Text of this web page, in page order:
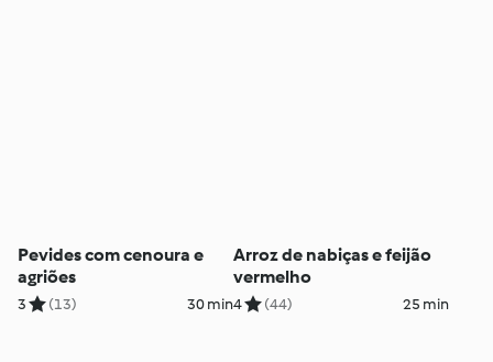
Pevides com cenoura e
agriões
3 (13) 30 min
Arroz de nabiças e feijão
vermelho
4 (44) 25 min